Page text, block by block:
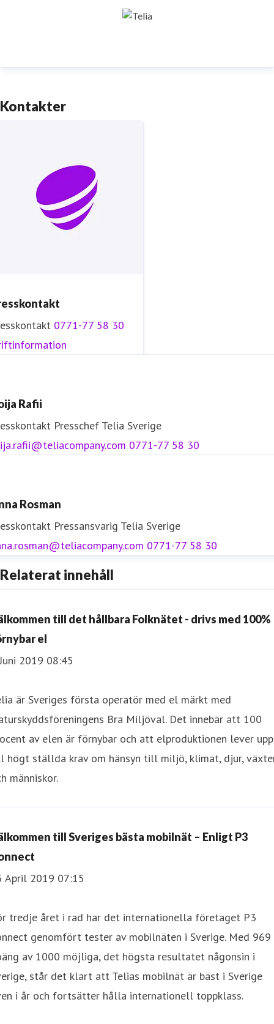
digitaliseringens kraft i vardagen och är en del av
smartare och mer meningsfull vardag och framtid.
Kontakter
0771-77 58 30
Rafii
Presschef Telia Sverige
0771-77 58 30
Rosman
Pressansvarig Telia Sverige
0771-77 58 30
Relaterat innehåll
till det hållbara Folknätet - drivs med 100%
el
2019 08:45
är Sveriges första operatör med el märkt med
Bra Miljöval. Det innebär att 100
av elen är förnybar och att elproduktionen lever upp
högt ställda krav om hänsyn till miljö, klimat, djur,
människor.
till Sveriges bästa mobilnät – Enligt P3
April 2019 07:15
tredje året i rad har det internationella företaget P3
genomfört tester av mobilnäten i Sverige. Med 969
av 1000 möjliga, det högsta resultatet någonsin i
står det klart att Telias mobilnät är bäst i Sverige
i år och fortsätter hålla internationell toppklass.